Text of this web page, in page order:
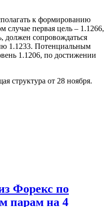
к формированию
случае первая цель – 1.1266,
должен сопровождаться
1.1233. Потенциальным
1.1206, по достижении
структура от 28 ноября.
Форекс по
парам на 4